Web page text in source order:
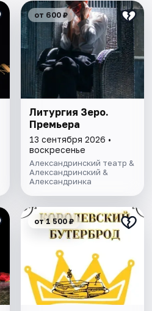
от 600 ₽
Литургия Зеро.
Премьера
13 сентября 2026 •
воскресенье
Александринский театр &
Александринский &
Александринка
от 1 500 ₽